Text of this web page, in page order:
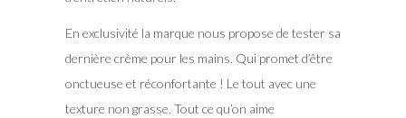
En exclusivité la marque nous propose de tester sa
dernière crème pour les mains. Qui promet d’être
onctueuse et réconfortante ! Le tout avec une
texture non grasse. Tout ce qu’on aime